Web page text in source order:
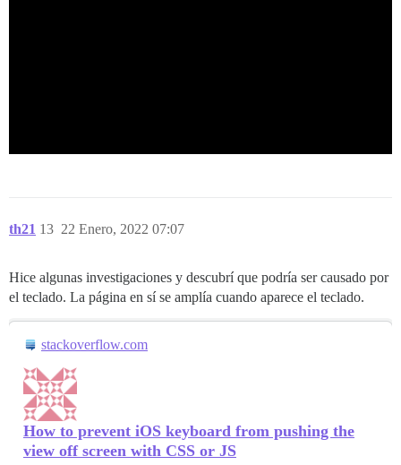
th21 22 Enero, 2022 07:07
13
Hice algunas investigaciones y descubrí que podría ser causado por
el teclado. La página en sí se amplía cuando aparece el teclado.
stackoverflow.com
How to prevent iOS keyboard from pushing the
view off screen with CSS or JS